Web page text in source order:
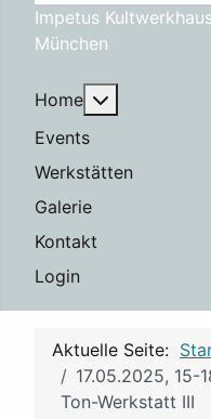
Impetus
München
Home
Events
Werkstätten
Galerie
Kontakt
Login
Aktuelle Seite:
17.05.2025, 15-
Ton-Werkstatt III